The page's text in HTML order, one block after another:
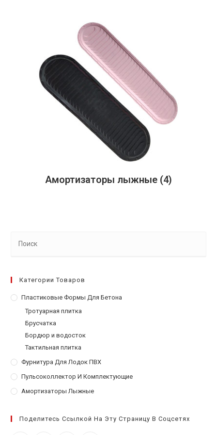
Амортизаторы лыжные (4)
Категории Товаров
Пластиковые Формы Для Бетона
Тротуарная плитка
Брусчатка
Бордюр и водосток
Тактильная плитка
Фурнитура Для Лодок ПВХ
Пульсоколлектор И Комплектующие
Амортизаторы Лыжные
Поделитесь Ссылкой На Эту Страницу В Соцсетях